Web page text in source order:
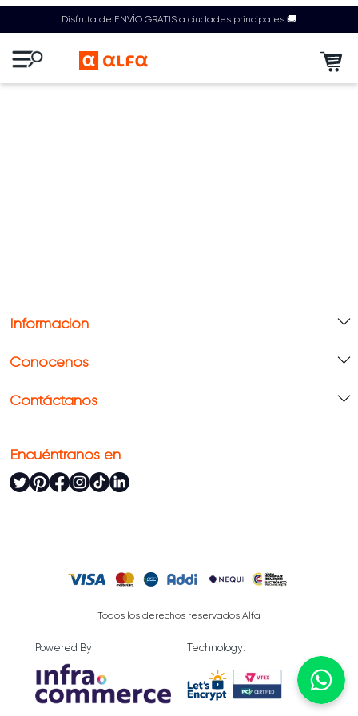
Disfruta de ENVÍO GRATIS a ciudades principales 🚚
Información
Conócenos
Contáctanos
Encuéntranos en
Todos los derechos reservados Alfa
Powered By: Technology: